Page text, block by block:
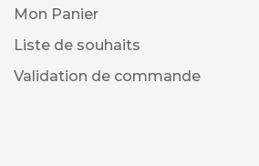
Mon Panier
Liste de souhaits
Validation de commande